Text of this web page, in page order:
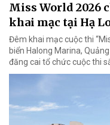
Miss World 2026
khai mạc tại Hạ
Đêm khai mạc cuộc thi
biển Halong Marina,
đăng cai tổ chức cuộc thi